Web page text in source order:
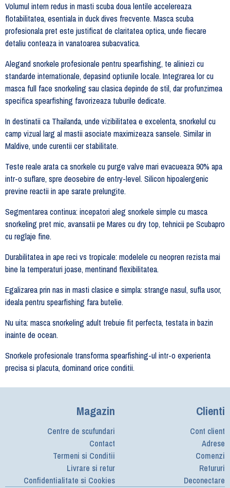
Volumul intern redus in masti scuba doua lentile accelereaza
flotabilitatea, esentiala in duck dives frecvente. Masca scuba
profesionala pret este justificat de claritatea optica, unde fiecare
detaliu conteaza in vanatoarea subacvatica.
Alegand snorkele profesionale pentru spearfishing, te aliniezi cu
standarde internationale, depasind optiunile locale. Integrarea lor cu
masca full face snorkeling sau clasica depinde de stil, dar profunzimea
specifica spearfishing favorizeaza tuburile dedicate.
In destinatii ca Thailanda, unde vizibilitatea e excelenta, snorkelul cu
camp vizual larg al mastii asociate maximizeaza sansele. Similar in
Maldive, unde curentii cer stabilitate.
Teste reale arata ca snorkele cu purge valve mari evacueaza 90% apa
intr-o suflare, spre deosebire de entry-level. Silicon hipoalergenic
previne reactii in ape sarate prelungite.
Segmentarea continua: incepatori aleg snorkele simple cu masca
snorkeling pret mic, avansatii pe Mares cu dry top, tehnicii pe Scubapro
cu reglaje fine.
Durabilitatea in ape reci vs tropicale: modelele cu neopren rezista mai
bine la temperaturi joase, mentinand flexibilitatea.
Egalizarea prin nas in masti clasice e simpla: strange nasul, sufla usor,
ideala pentru spearfishing fara butelie.
Nu uita: masca snorkeling adult trebuie fit perfecta, testata in bazin
inainte de ocean.
Snorkele profesionale transforma spearfishing-ul intr-o experienta
precisa si placuta, dominand orice conditii.
Magazin
Centre de scufundari
Contact
Termeni si Conditii
Livrare si retur
Confidentialitate si Cookies
Clienti
Cont client
Adrese
Comenzi
Retururi
Deconectare